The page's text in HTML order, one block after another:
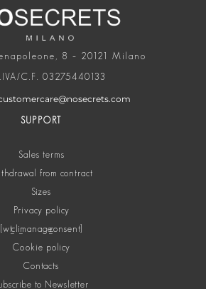
8 – 20121 Milano
C.F. 03275440133
SUPPORT
Sales terms
from contract
Sizes
Privacy policy
[wt_cli_manage_consent]
Cookie policy
Contacts
to Newsletter